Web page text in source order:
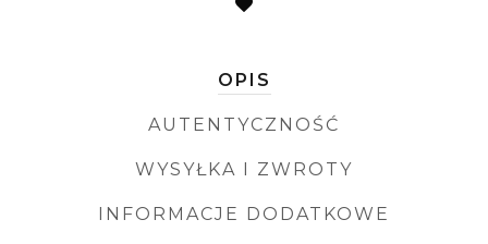
OPIS
AUTENTYCZNOŚĆ
WYSYŁKA I ZWROTY
INFORMACJE DODATKOWE